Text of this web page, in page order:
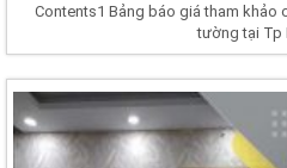
Contents1 Bảng báo giá tham khảo
tường tại Tp